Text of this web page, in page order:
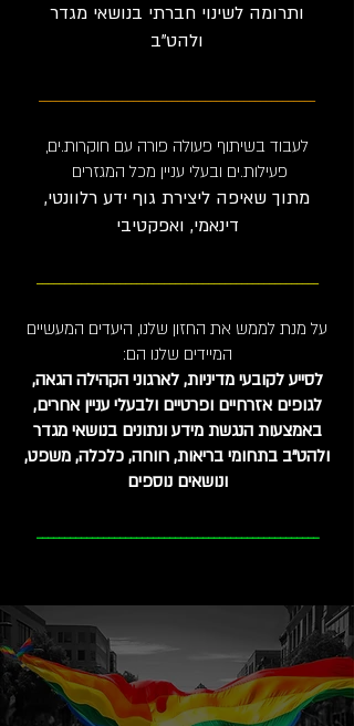
ותרומה לשינוי חברתי בנושאי מגדר
ולהט"ב
__________________________________________________
לעבוד בשיתוף פעולה פורה עם חוקרות.ים,
פעילות.ים ובעלי עניין מכל המגזרים
מתוך שאיפה ליצירת גוף ידע רלוונטי,
דינאמי, ואפקטיבי
___________________________________________________
על מנת לממש את החזון שלנו, היעדים המעשיים
המיידים שלנו הם:
לסייע לקובעי מדיניות, לארגוני הקהילה הגאה,
לגופים אזרחיים ופרטיים ולבעלי עניין אחרים,
באמצעות הנגשת מידע ונתונים בנושאי מגדר
ולהט"ב בתחומי בריאות, רווחה, כלכלה, משפט,
ונושאים נוספים
___________________________________________________